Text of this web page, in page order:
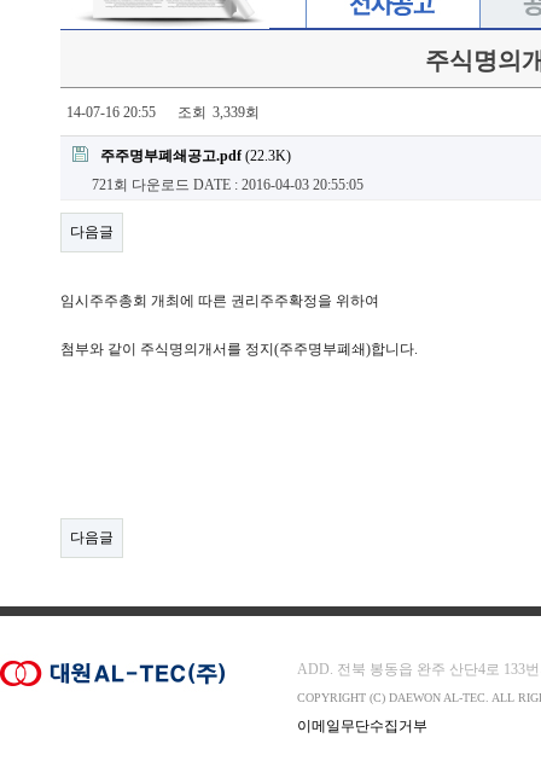
주식명의
14-07-16 20:55 조회 3,339회
주주명부폐쇄공고.pdf(22.3K)
721회 다운로드 DATE : 2016-04-03 20:55:05
다음글
임시주주총회 개최에 따른 권리주주확정을 위하여
첨부와 같이 주식명의개서를 정지(주주명부폐쇄)합니다.
다음글
ADD. 전북 봉동읍 완주 산단4로 133번
COPYRIGHT (C) DAEWON AL-TEC. ALL
이메일무단수집거부